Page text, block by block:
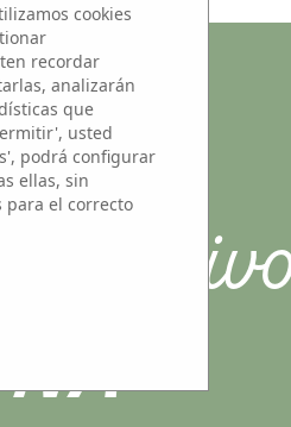
cookies
recordar
analizarán
que
usted
podrá configurar
ellas, sin
para el correcto